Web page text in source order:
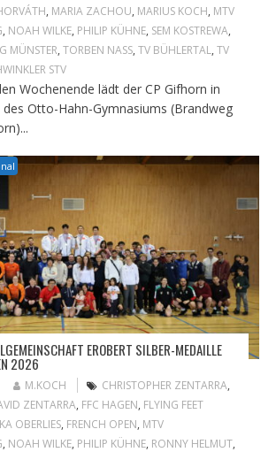
, MARIA ZACHOU, MARIUS KOCH, MTV
, NOAH WILKE, PHILIP KÜHNE, SEM KOSTREWA,
MÜNSTER, TORBEN NASS, TV BÜHLERTAL, TV
STV
Wochenende lädt der CP Gifhorn in
des Otto-Hahn-Gymnasiums (Brandweg
EROBERT SILBER-MEDAILLE
2026
M.KOCH CHRISTOPHER ZENTARRA,
ZENTARRA, FFC HAGEN, FLYING FEET
OBERLIES, FRENCH OPEN, MTV
, NOAH WILKE, PHILIP KÜHNE, RONNY HELMUT,